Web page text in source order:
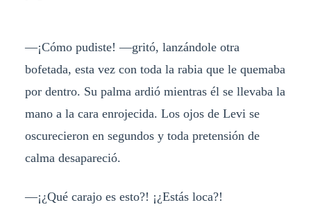
—¡Cómo pudiste! —gritó, lanzándole otra
bofetada, esta vez con toda la rabia que le quemaba
por dentro. Su palma ardió mientras él se llevaba la
mano a la cara enrojecida. Los ojos de Levi se
oscurecieron en segundos y toda pretensión de
calma desapareció.
—¡¿Qué carajo es esto?! ¡¿Estás loca?!